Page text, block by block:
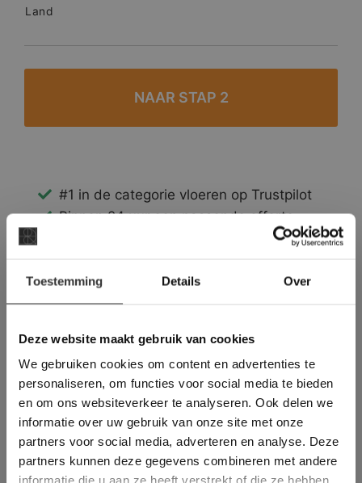
Toestemming Details Over
Deze website maakt gebruik van cookies
We gebruiken cookies om content en advertenties te
personaliseren, om functies voor social media te bieden
en om ons websiteverkeer te analyseren. Ook delen we
informatie over uw gebruik van onze site met onze
partners voor social media, adverteren en analyse. Deze
partners kunnen deze gegevens combineren met andere
informatie die u aan ze heeft verstrekt of die ze hebben
Land
#1 in de categorie vloeren op Trustpilot
Binnen 24 uur een passende offerte
Legwerk vanuit het tegelzettersgilde
Meer dan 500 m2 showtuin
Deze website maakt
gebruik van cookies.
This Cookie Banner was deleted and is no
longer working. Please contact the website
administrator.
Deze website gebruikt cookies om de
gebruikerservaring te verbeteren. Door
gebruik te maken van onze website geeft u
toestemming voor alle cookies in
overeenstemming met ons cookiebeleid.Lees
verder